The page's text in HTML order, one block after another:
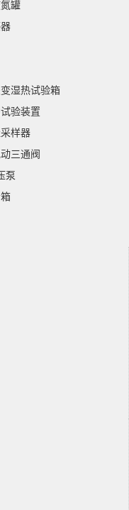
罐
湿热试验箱
验装置
样器
三通阀
泵